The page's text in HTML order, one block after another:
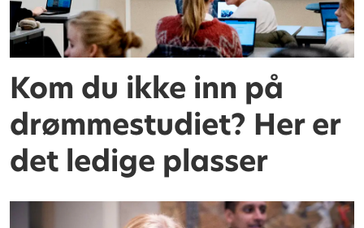
Kom du ikke inn på
drømmestudiet? Her er
det ledige plasser